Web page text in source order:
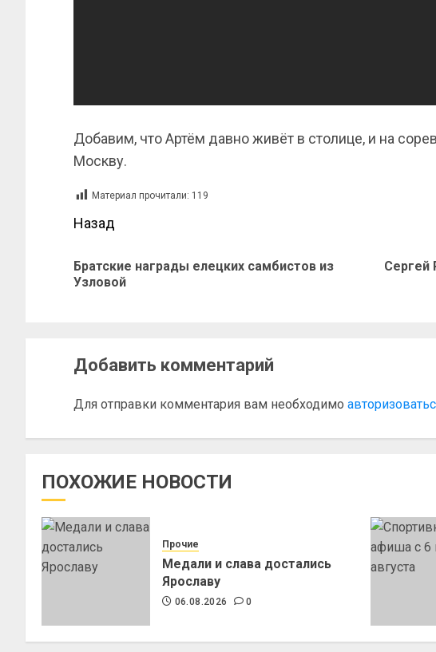
Добавим, что Артём давно живёт в столице, и на
Москву.
Материал прочитали: 119
Назад
Братские награды елецких самбистов из
Узловой
Сергей
Добавить комментарий
Для отправки комментария вам необходимо
ПОХОЖИЕ НОВОСТИ
Прочие
Медали и слава достались
Ярославу
06.08.2026 0